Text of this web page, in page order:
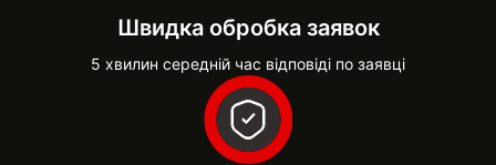
Швидка обробка заявок
5 хвилин середній час відповіді по заявці